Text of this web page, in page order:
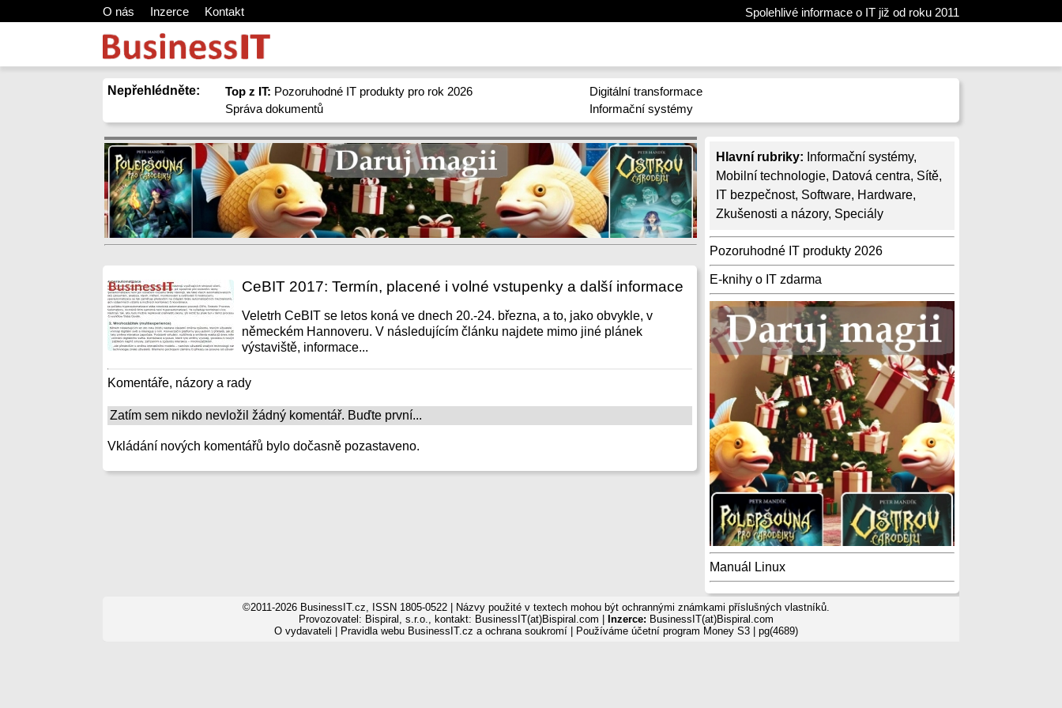
O nás Inzerce Kontakt Spolehlivé informace o IT již od roku 2011
Nepřehlédněte: Top z IT: Pozoruhodné IT produkty pro rok 2026
Správa dokumentů
Digitální transformace
Informační systémy
Hlavní rubriky: Informační systémy,
Mobilní technologie, Datová centra, Sítě,
IT bezpečnost, Software, Hardware,
Zkušenosti a názory, Speciály
Pozoruhodné IT produkty 2026
E-knihy o IT zdarma
Manuál Linux
CeBIT 2017: Termín, placené i volné vstupenky a další informace
Veletrh CeBIT se letos koná ve dnech 20.-24. března, a to, jako obvykle, v
německém Hannoveru. V následujícím článku najdete mimo jiné plánek
výstaviště, informace...
Komentáře, názory a rady
Zatím sem nikdo nevložil žádný komentář. Buďte první...
Vkládání nových komentářů bylo dočasně pozastaveno.
©2011-2026 BusinessIT.cz, ISSN 1805-0522 | Názvy použité v textech mohou být ochrannými známkami příslušných vlastníků.
Provozovatel: Bispiral, s.r.o., kontakt: BusinessIT(at)Bispiral.com |
Inzerce: BusinessIT(at)Bispiral.com
O vydavateli
Pravidla webu BusinessIT.cz a ochrana soukromí| Používáme účetní program Money S3| pg(4689)